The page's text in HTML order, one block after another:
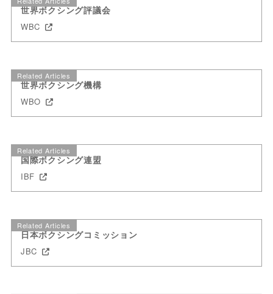
世界ボクシング評議会
WBC
Related Articles
世界ボクシング機構
WBO
Related Articles
国際ボクシング連盟
IBF
Related Articles
日本ボクシングコミッション
JBC